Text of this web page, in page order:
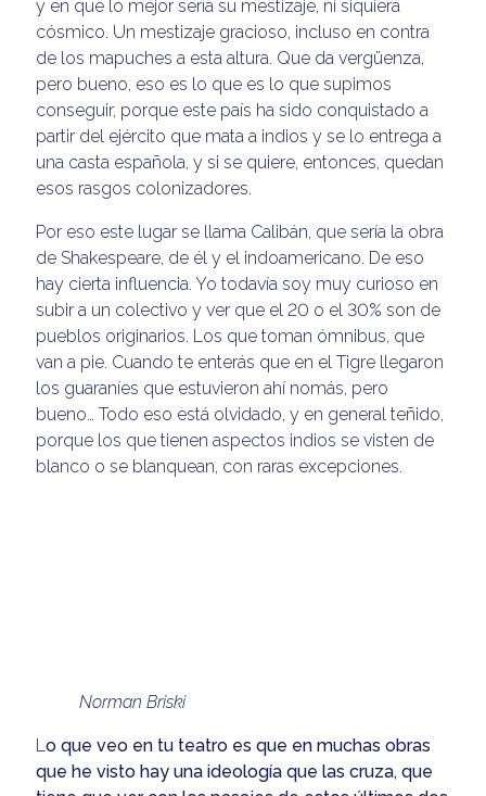
y en que lo mejor sería su mestizaje, ni siquiera
cósmico. Un mestizaje gracioso, incluso en contra
de los mapuches a esta altura. Que da vergüenza,
pero bueno, eso es lo que es lo que supimos
conseguir, porque este país ha sido conquistado a
partir del ejército que mata a indios y se lo entrega a
una casta española, y si se quiere, entonces, quedan
esos rasgos colonizadores.
Por eso este lugar se llama Calibán, que sería la obra
de Shakespeare, de él y el indoamericano. De eso
hay cierta influencia. Yo todavía soy muy curioso en
subir a un colectivo y ver que el 20 o el 30% son de
pueblos originarios. Los que toman ómnibus, que
van a pie. Cuando te enterás que en el Tigre llegaron
los guaraníes que estuvieron ahí nomás, pero
bueno… Todo eso está olvidado, y en general teñido,
porque los que tienen aspectos indios se visten de
blanco o se blanquean, con raras excepciones.
Norman Briski
Lo que veo en tu teatro es que en muchas obras
que he visto hay una ideología que las cruza, que